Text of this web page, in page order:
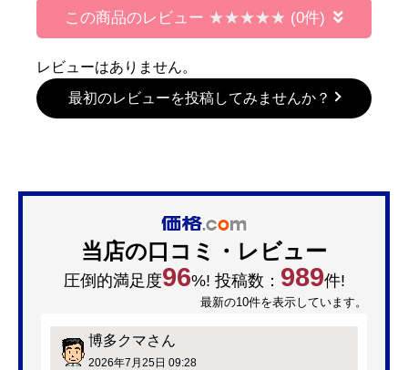
この商品のレビュー (0件)
レビューはありません。
最初のレビューを投稿してみませんか？
当店の口コミ・レビュー
圧倒的満足度96%! 投稿数： 989件!
最新の10件を表示しています。
博多クマさん
2026年7月25日 09:28